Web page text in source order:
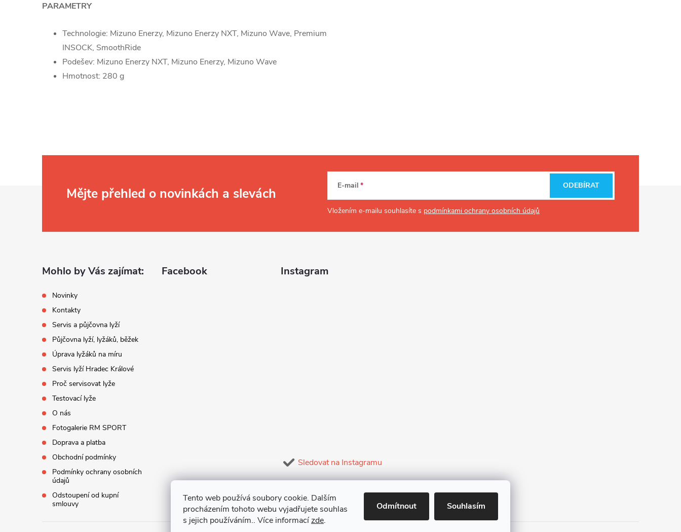
Tento web používá soubory cookie. Dalším
procházením tohoto webu vyjadřujete souhlas
s jejich používáním.. Více informacízde.
Odmítnout Souhlasím
PARAMETRY
Technologie: Mizuno Enerzy, Mizuno Enerzy NXT, Mizuno Wave, Premium
INSOCK, SmoothRide
Podešev: Mizuno Enerzy NXT, Mizuno Enerzy, Mizuno Wave
Hmotnost: 280 g
Mějte přehled o novinkách a slevách E-mail
Vložením e-mailu souhlasíte s podmínkami ochrany osobních údajů
ODEBÍRAT
Mohlo by Vás zajímat:
Novinky
Kontakty
Servis a půjčovna lyží
Půjčovna lyží, lyžáků, běžek
Úprava lyžáků na míru
Servis lyží Hradec Králové
Proč servisovat lyže
Testovací lyže
O nás
Fotogalerie RM SPORT
Doprava a platba
Obchodní podmínky
Podmínky ochrany osobních
údajů
Odstoupení od kupní
smlouvy
Facebook Instagram
Sledovat na Instagramu